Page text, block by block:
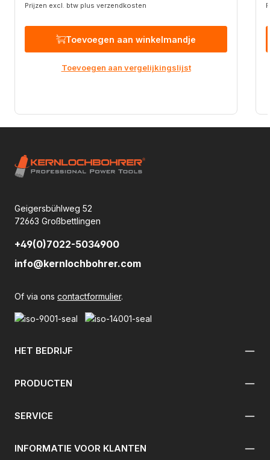
Prijzen excl. btw plus verzendkosten
Toevoegen aan winkelmandje
Toevoegen aan vergelijkingslijst
Geigersbühlweg 52
72663 Großbettlingen
+49(0)7022-5034900
info@kernlochbohrer.com
Of via ons contactformulier.
HET BEDRIJF
PRODUCTEN
SERVICE
INFORMATIE VOOR KLANTEN